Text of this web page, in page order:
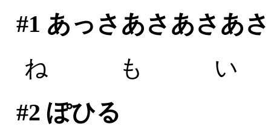
#1 あっさあさあさあ
ね も い
#2 ぽひる